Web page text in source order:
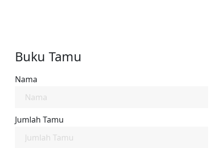
Buku Tamu
Nama
Jumlah Tamu